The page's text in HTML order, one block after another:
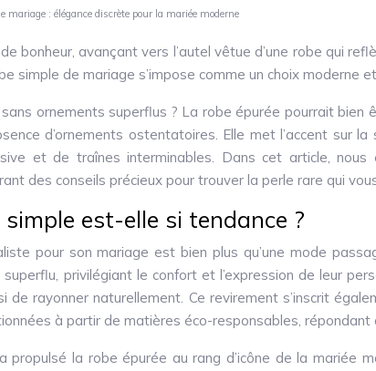
mariage : élégance discrète pour la mariée moderne
bonheur, avançant vers l’autel vêtue d’une robe qui
simple de mariage s’impose comme un choix moderne
ornements superflus ? La robe épurée pourrait
d’ornements ostentatoires. Elle met l’accent
et de traînes interminables. Dans cet article,
des conseils précieux pour trouver la perle rare qui
est-elle si tendance ?
pour son mariage est bien plus qu’une mode
privilégiant le confort et l’expression de leur
de rayonner naturellement. Ce revirement s’inscrit
à partir de matières éco-responsables,
propulsé la robe épurée au rang d’icône de la mariée